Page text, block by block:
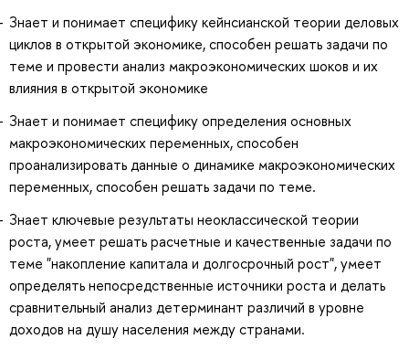
Знает и понимает специфику кейнсианской теории деловых
циклов в открытой экономике, способен решать задачи по
теме и провести анализ макроэкономических шоков и их
влияния в открытой экономике
Знает и понимает специфику определения основных
макроэкономических переменных, способен
проанализировать данные о динамике макроэкономических
переменных, способен решать задачи по теме.
Знает ключевые результаты неоклассической теории
роста, умеет решать расчетные и качественные задачи по
теме "накопление капитала и долгосрочный рост", умеет
определять непосредственные источники роста и делать
сравнительный анализ детерминант различий в уровне
доходов на душу населения между странами.